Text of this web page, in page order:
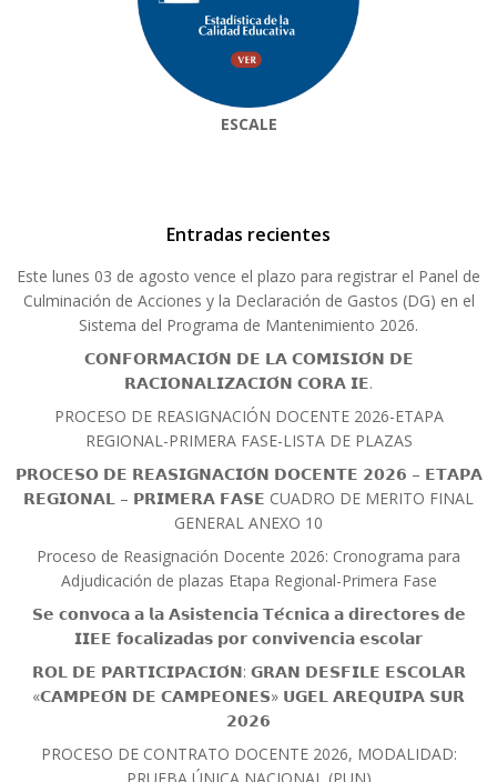
ESCALE
Entradas recientes
Este lunes 03 de agosto vence el plazo para registrar el Panel de
Culminación de Acciones y la Declaración de Gastos (DG) en el
Sistema del Programa de Mantenimiento 2026.
𝗖𝗢𝗡𝗙𝗢𝗥𝗠𝗔𝗖𝗜𝗢́𝗡 𝗗𝗘 𝗟𝗔 𝗖𝗢𝗠𝗜𝗦𝗜𝗢́𝗡 𝗗𝗘
𝗥𝗔𝗖𝗜𝗢𝗡𝗔𝗟𝗜𝗭𝗔𝗖𝗜𝗢́𝗡 𝗖𝗢𝗥𝗔 𝗜𝗘.
PROCESO DE REASIGNACIÓN DOCENTE 2026-ETAPA
REGIONAL-PRIMERA FASE-LISTA DE PLAZAS
𝗣𝗥𝗢𝗖𝗘𝗦𝗢 𝗗𝗘 𝗥𝗘𝗔𝗦𝗜𝗚𝗡𝗔𝗖𝗜𝗢́𝗡 𝗗𝗢𝗖𝗘𝗡𝗧𝗘 𝟮𝟬𝟮𝟲 – 𝗘𝗧𝗔𝗣𝗔
𝗥𝗘𝗚𝗜𝗢𝗡𝗔𝗟 – 𝗣𝗥𝗜𝗠𝗘𝗥𝗔 𝗙𝗔𝗦𝗘 CUADRO DE MERITO FINAL
GENERAL ANEXO 10
Proceso de Reasignación Docente 2026: Cronograma para
Adjudicación de plazas Etapa Regional-Primera Fase
𝗦𝗲 𝗰𝗼𝗻𝘃𝗼𝗰𝗮 𝗮 𝗹𝗮 𝗔𝘀𝗶𝘀𝘁𝗲𝗻𝗰𝗶𝗮 𝗧𝗲́𝗰𝗻𝗶𝗰𝗮 𝗮 𝗱𝗶𝗿𝗲𝗰𝘁𝗼𝗿𝗲𝘀 𝗱𝗲
𝗜𝗜𝗘𝗘 𝗳𝗼𝗰𝗮𝗹𝗶𝘇𝗮𝗱𝗮𝘀 𝗽𝗼𝗿 𝗰𝗼𝗻𝘃𝗶𝘃𝗲𝗻𝗰𝗶𝗮 𝗲𝘀𝗰𝗼𝗹𝗮𝗿
𝗥𝗢𝗟 𝗗𝗘 𝗣𝗔𝗥𝗧𝗜𝗖𝗜𝗣𝗔𝗖𝗜𝗢́𝗡: 𝗚𝗥𝗔𝗡 𝗗𝗘𝗦𝗙𝗜𝗟𝗘 𝗘𝗦𝗖𝗢𝗟𝗔𝗥
«𝗖𝗔𝗠𝗣𝗘𝗢́𝗡 𝗗𝗘 𝗖𝗔𝗠𝗣𝗘𝗢𝗡𝗘𝗦» 𝗨𝗚𝗘𝗟 𝗔𝗥𝗘𝗤𝗨𝗜𝗣𝗔 𝗦𝗨𝗥
𝟮𝟬𝟮𝟲
PROCESO DE CONTRATO DOCENTE 2026, MODALIDAD:
PRUEBA ÚNICA NACIONAL (PUN)